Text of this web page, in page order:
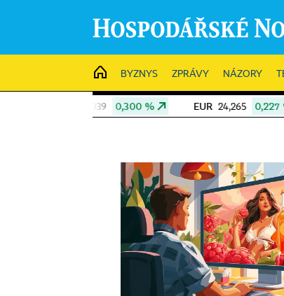
HOME
BYZNYS ZPRÁVY NÁZORY
EUR 24,265 0,227 % CHF